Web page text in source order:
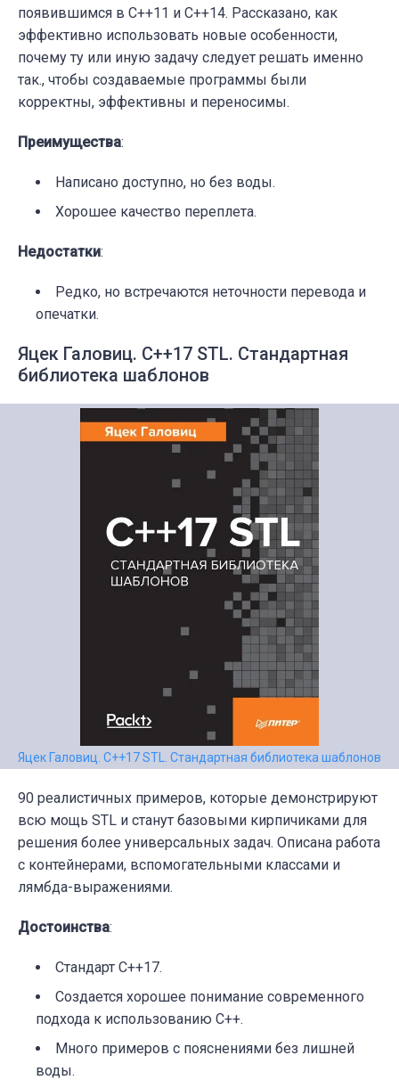
появившимся в C++11 и C++14. Рассказано, как
эффективно использовать новые особенности,
почему ту или иную задачу следует решать именно
так., чтобы создаваемые программы были
корректны, эффективны и переносимы.
Преимущества:
Написано доступно, но без воды.
Хорошее качество переплета.
Недостатки:
Редко, но встречаются неточности перевода и
опечатки.
Яцек Галовиц. С++17 STL. Стандартная
библиотека шаблонов
Яцек Галовиц. С++17 STL. Стандартная библиотека шаблонов
90 реалистичных примеров, которые демонстрируют
всю мощь STL и станут базовыми кирпичиками для
решения более универсальных задач. Описана работа
с контейнерами, вспомогательными классами и
лямбда-выражениями.
Достоинства:
Стандарт C++17.
Создается хорошее понимание современного
подхода к использованию C++.
Много примеров с пояснениями без лишней
воды.